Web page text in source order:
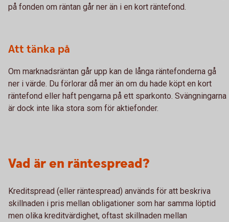
på fonden om räntan går ner än i en kort räntefond.
Att tänka på
Om marknadsräntan går upp kan de långa räntefonderna gå
ner i värde. Du förlorar då mer än om du hade köpt en kort
räntefond eller haft pengarna på ett sparkonto. Svängningarna
är dock inte lika stora som för aktiefonder.
Vad är en räntespread?
Kreditspread (eller räntespread) används för att beskriva
skillnaden i pris mellan obligationer som har samma löptid
men olika kreditvärdighet, oftast skillnaden mellan